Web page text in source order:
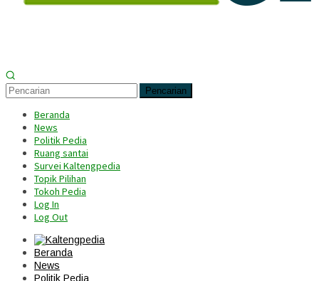
Pencarian
Beranda
News
Politik Pedia
Ruang santai
Survei Kaltengpedia
Topik Pilihan
Tokoh Pedia
Log In
Log Out
Beranda
News
Politik Pedia